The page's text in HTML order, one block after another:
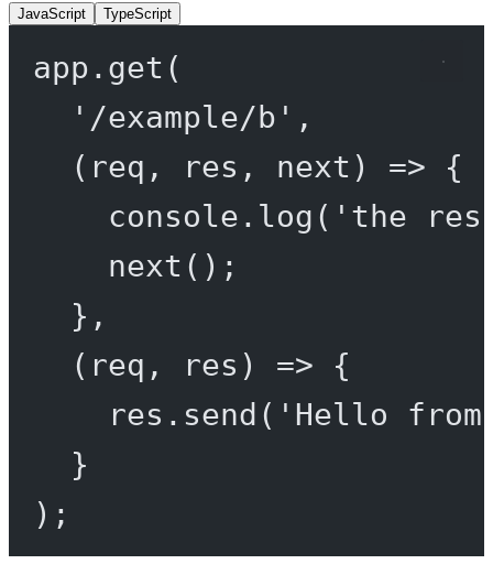
JavaScript TypeScript
app. get (
'/example/b' ,
( req , res , next ) => {
console. log ( 'the
next ();
},
( req , res ) => {
res. send ( 'Hello
}
);